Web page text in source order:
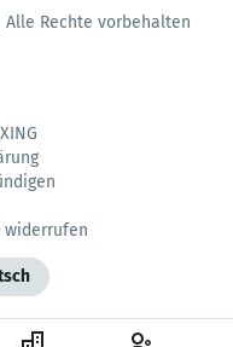
Alle Rechte vorbehalten